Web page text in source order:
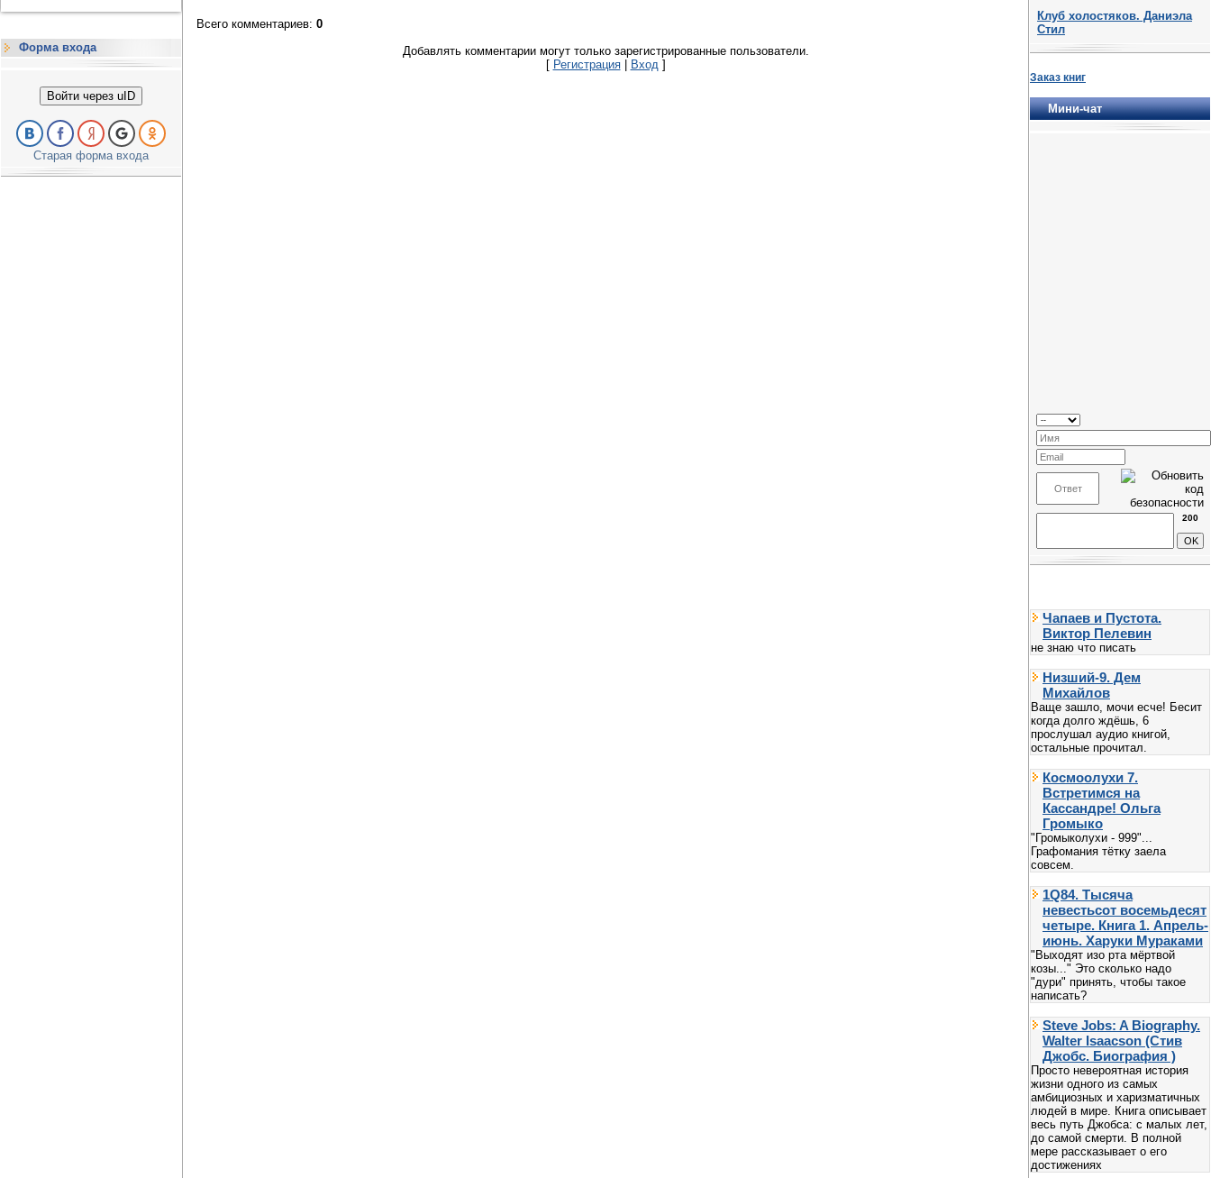
Форма входа
Войти через uID
Старая форма входа
Всего комментариев: 0
Добавлять комментарии могут только зарегистрированные пользователи.
[ Регистрация| Вход]
Клуб холостяков. Даниэла
Стил
Заказ книг
Мини-чат
200
Чапаев и Пустота.
Виктор Пелевин
не знаю что писать
Низший-9. Дем
Михайлов
Ваще зашло, мочи есче! Бесит
когда долго ждёшь, 6
прослушал аудио книгой,
остальные прочитал.
Космоолухи 7.
Встретимся на
Кассандре! Ольга
Громыко
"Громыколухи - 999"...
Графомания тётку заела
совсем.
1Q84. Тысяча
невестьсот восемьдесят
четыре. Книга 1. Апрель-
июнь. Харуки Мураками
"Выходят изо рта мёртвой
козы..." Это сколько надо
"дури" принять, чтобы такое
написать?
Steve Jobs: A Biography.
Walter Isaacson (Стив
Джобс. Биография )
Просто невероятная история
жизни одного из самых
амбициозных и харизматичных
людей в мире. Книга описывает
весь путь Джобса: с малых лет,
до самой смерти. В полной
мере рассказывает о его
достижениях